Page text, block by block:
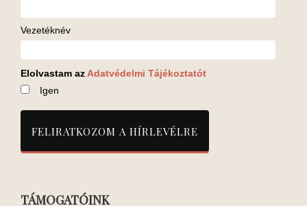
Vezetéknév
Elolvastam az Adatvédelmi Tájékoztatót
Igen
TÁMOGATÓINK